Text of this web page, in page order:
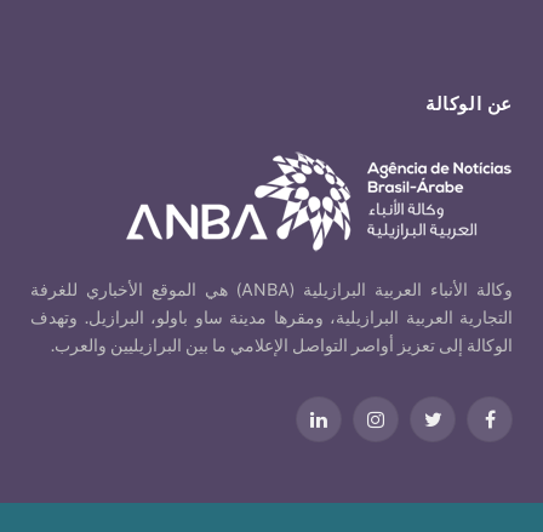
عن الوكالة
وكالة الأنباء العربية البرازيلية (ANBA) هي الموقع الأخباري للغرفة
التجارية العربية البرازيلية، ومقرها مدينة ساو باولو، البرازيل. وتهدف
الوكالة إلى تعزيز أواصر التواصل الإعلامي ما بين البرازيليين والعرب.
فيسبوكتويتر الانستغراملينكدإن